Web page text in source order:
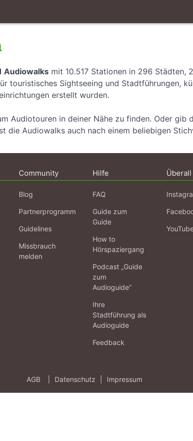
Audiowalks mit 10.517 Stationen in 296 Städten,
touristisches Sightseeing und Stadtführungen,
erstellt wurden.
Audiotouren in deiner Nähe zu finden. Oder gib
die Audiowalks auch nach einem beliebigen
Community
Blog
Partnerprogramm
Guidelines
Missbrauch
melden
Hilfe
FAQ
Guide zum
Guide
How to
Hörspaziergang
Podcast „Guide
zum
Audioguide“
Ihre
Stadtführung als
Audioguide
Feedback
Überall
AGB Datenschutz Impressum